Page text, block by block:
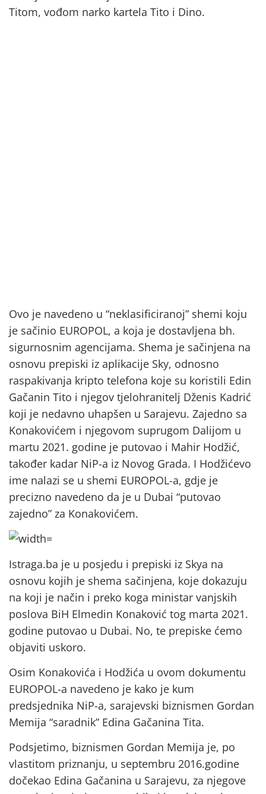
Titom, vođom narko kartela Tito i Dino.
Ovo je navedeno u “neklasificiranoj” shemi koju
je sačinio EUROPOL, a koja je dostavljena bh.
sigurnosnim agencijama. Shema je sačinjena na
osnovu prepiski iz aplikacije Sky, odnosno
raspakivanja kripto telefona koje su koristili Edin
Gačanin Tito i njegov tjelohranitelj Dženis Kadrić
koji je nedavno uhapšen u Sarajevu. Zajedno sa
Konakovićem i njegovom suprugom Dalijom u
martu 2021. godine je putovao i Mahir Hodžić,
također kadar NiP-a iz Novog Grada. I Hodžićevo
ime nalazi se u shemi EUROPOL-a, gdje je
precizno navedeno da je u Dubai “putovao
zajedno” za Konakovićem.
Istraga.ba je u posjedu i prepiski iz Skya na
osnovu kojih je shema sačinjena, koje dokazuju
na koji je način i preko koga ministar vanjskih
poslova BiH Elmedin Konaković tog marta 2021.
godine putovao u Dubai. No, te prepiske ćemo
objaviti uskoro.
Osim Konakovića i Hodžića u ovom dokumentu
EUROPOL-a navedeno je kako je kum
predsjednika NiP-a, sarajevski biznismen Gordan
Memija “saradnik” Edina Gačanina Tita.
Podsjetimo, biznismen Gordan Memija je, po
vlastitom priznanju, u septembru 2016.godine
dočekao Edina Gačanina u Sarajevu, za njegove